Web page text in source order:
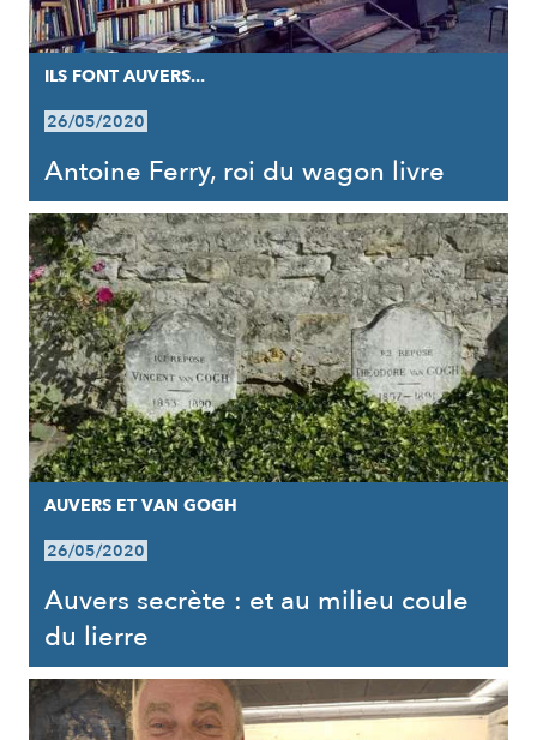
ILS FONT AUVERS...
26/05/2020
Antoine Ferry, roi du wagon livre
AUVERS ET VAN GOGH
26/05/2020
Auvers secrète : et au milieu coule
du lierre